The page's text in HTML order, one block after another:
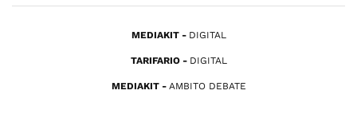
MEDIAKIT DIGITAL
TARIFARIO DIGITAL
MEDIAKIT AMBITO DEBATE